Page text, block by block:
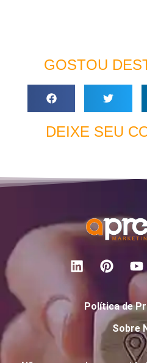
GOSTOU
DEIXE SEU
Política de
Sobre